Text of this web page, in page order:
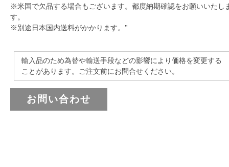
※米国で欠品する場合もございます。都度納期確認をお願いいたし
す。
※別途日本国内送料がかかります。"
輸入品のため為替や輸送手段などの影響により価格を変更する
ことがあります。ご注文前にお問合せください。
お問い合わせ